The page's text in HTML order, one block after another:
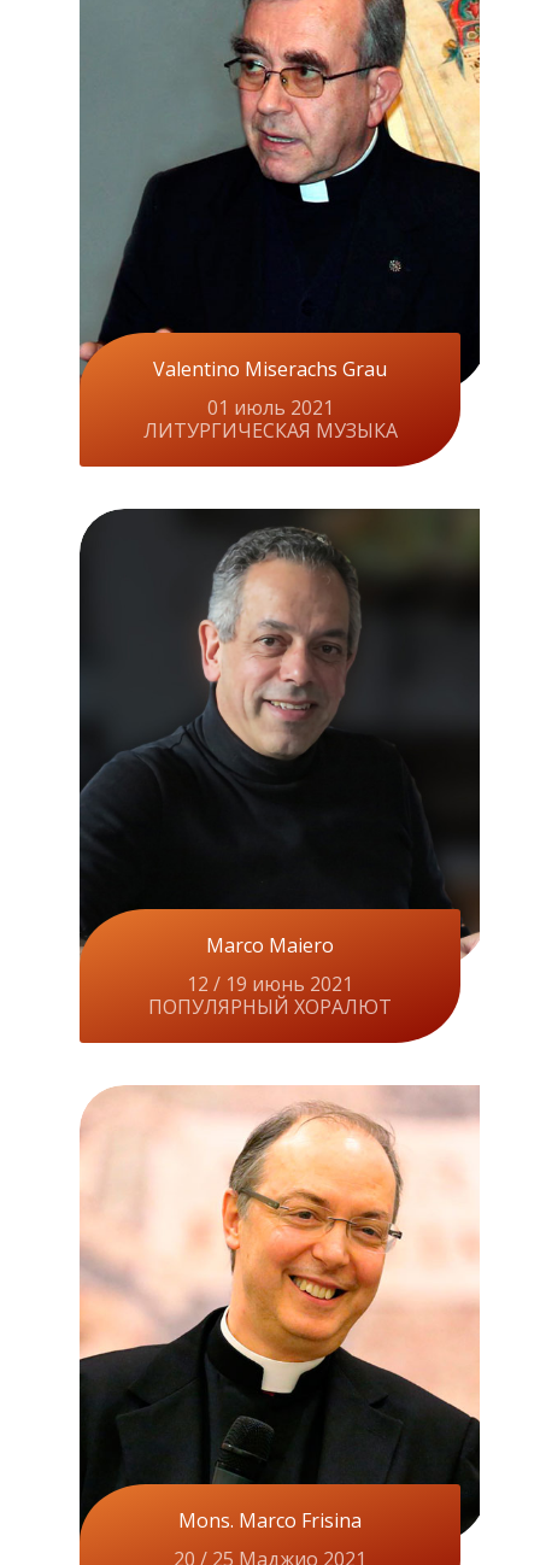
Valentino Miserachs Grau
01 июль 2021
ЛИТУРГИЧЕСКАЯ МУЗЫКА
Marco Maiero
12 / 19 июнь 2021
ПОПУЛЯРНЫЙ ХОРАЛЮТ
Mons. Marco Frisina
20 / 25 Маджио 2021